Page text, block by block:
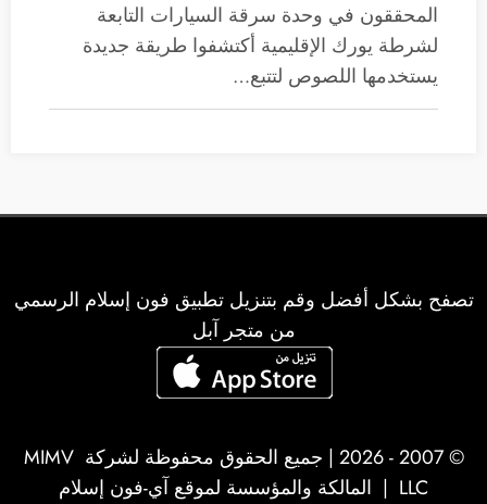
المحققون في وحدة سرقة السيارات التابعة
لشرطة يورك الإقليمية أكتشفوا طريقة جديدة
يستخدمها اللصوص لتتبع…
تصفح بشكل أفضل وقم بتنزيل تطبيق فون إسلام الرسمي
من متجر آبل
© 2007 - 2026 | جميع الحقوق محفوظة لشركة
MIMV
LLC | المالكة والمؤسسة لموقع آي-فون إسلام